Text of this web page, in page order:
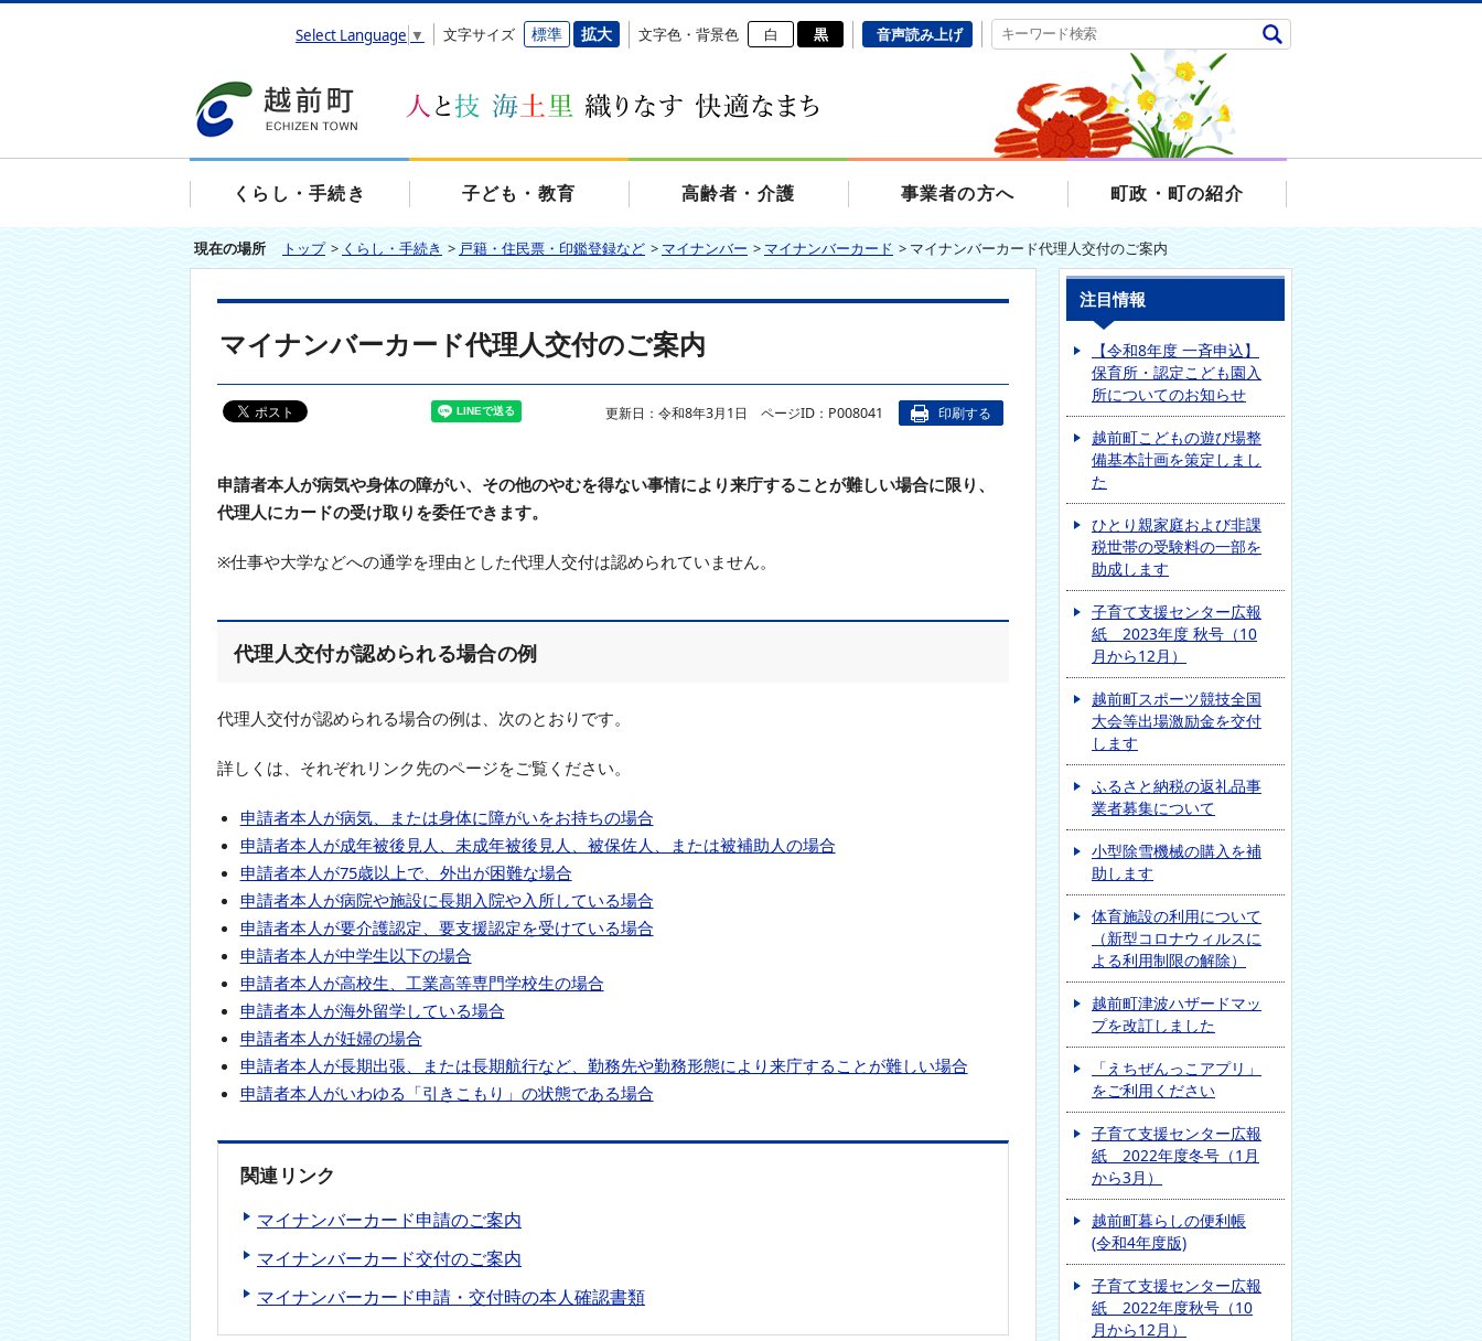
ー
キ
ー
で
、
ナ
ビ
ゲ
ー
Select Language ▼ 文字サイズ 標準 拡大 文字色・背景色 白 黒 音声読み上げ
くらし・手続き 子ども・教育 高齢者・介護 事業者の方へ 町政・町の紹介
現在の場所 トップ>くらし・手続き>戸籍・住民票・印鑑登録など>マイナンバー>マイナンバーカード>マイナンバーカード代理人交付のご案内
マイナンバーカード代理人交付のご案内
更新日：令和8年3月1日 ページID：P008041 印刷する
申請者本人が病気や身体の障がい、その他のやむを得ない事情により来庁することが難しい場合に限り、
代理人にカードの受け取りを委任できます。
※仕事や大学などへの通学を理由とした代理人交付は認められていません。
代理人交付が認められる場合の例
代理人交付が認められる場合の例は、次のとおりです。
詳しくは、それぞれリンク先のページをご覧ください。
申請者本人が病気、または身体に障がいをお持ちの場合
申請者本人が成年被後見人、未成年被後見人、被保佐人、または被補助人の場合
申請者本人が75歳以上で、外出が困難な場合
申請者本人が病院や施設に長期入院や入所している場合
申請者本人が要介護認定、要支援認定を受けている場合
申請者本人が中学生以下の場合
申請者本人が高校生、工業高等専門学校生の場合
申請者本人が海外留学している場合
申請者本人が妊婦の場合
申請者本人が長期出張、または長期航行など、勤務先や勤務形態により来庁することが難しい場合
申請者本人がいわゆる「引きこもり」の状態である場合
関連リンク
マイナンバーカード申請のご案内
マイナンバーカード交付のご案内
マイナンバーカード申請・交付時の本人確認書類
注目情報
【令和8年度 一斉申込】
保育所・認定こども園入
所についてのお知らせ
越前町こどもの遊び場整
備基本計画を策定しまし
た
ひとり親家庭および非課
税世帯の受験料の一部を
助成します
子育て支援センター広報
紙 2023年度 秋号（10
月から12月）
越前町スポーツ競技全国
大会等出場激励金を交付
します
ふるさと納税の返礼品事
業者募集について
小型除雪機械の購入を補
助します
体育施設の利用について
（新型コロナウィルスに
よる利用制限の解除）
越前町津波ハザードマッ
プを改訂しました
「えちぜんっこアプリ」
をご利用ください
子育て支援センター広報
紙 2022年度冬号（1月
から3月）
越前町暮らしの便利帳
(令和4年度版)
子育て支援センター広報
紙 2022年度秋号（10
月から12月）